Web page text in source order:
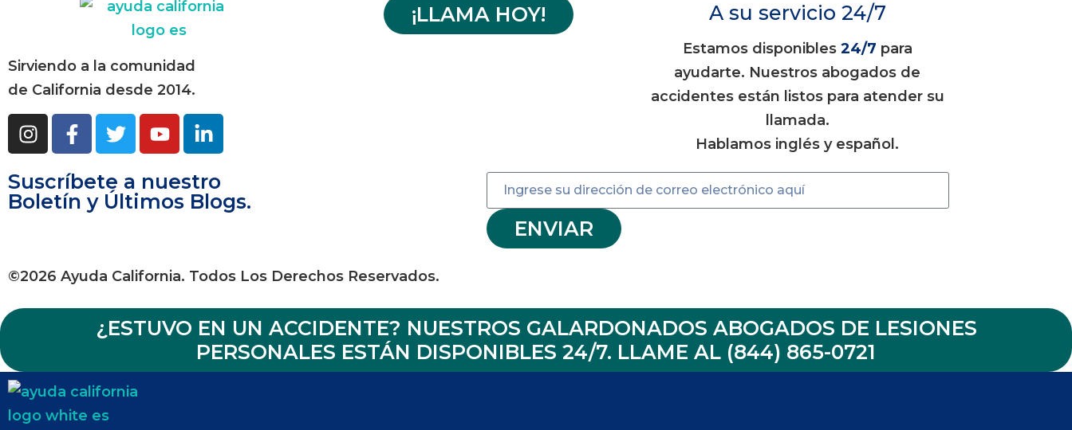
Sirviendo a la comunidad
de California desde 2014.
¡LLAMA HOY! A su servicio 24/7
Estamos disponibles 24/7 para
ayudarte. Nuestros abogados de
accidentes están listos para atender su
llamada.
Hablamos inglés y español.
Suscríbete a nuestro
Boletín y Últimos Blogs.
ENVIAR
©2026 Ayuda California. Todos Los Derechos Reservados.
¿ESTUVO EN UN ACCIDENTE? NUESTROS GALARDONADOS ABOGADOS DE LESIONES
PERSONALES ESTÁN DISPONIBLES 24/7. LLAME AL (844) 865-0721